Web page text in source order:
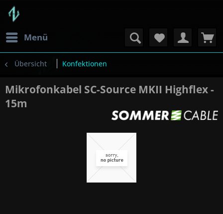
Menü
Übersicht Konfektionen
Mikrofonkabel SC-Source MKII Highflex -
15m